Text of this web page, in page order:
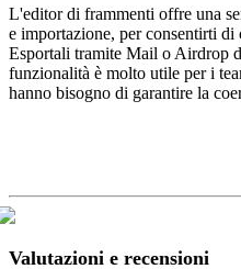
L'editor di frammenti offre una
e importazione, per consentirti
Esportali tramite Mail o Airdrop
funzionalità è molto utile per i
hanno bisogno di garantire la
Valutazioni e recensioni